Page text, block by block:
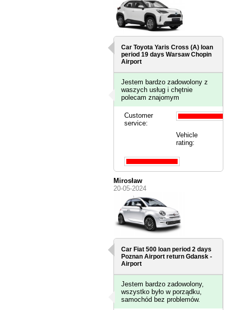
Car Toyota Yaris Cross (A) loan
period 19 daysWarsaw Chopin
Airport
Jestem bardzo zadowolony z
waszych usług i chętnie
polecam znajomym
Customer
service:
Vehicle
rating:
Mirosław
20-05-2024
Car Fiat 500 loan period 2 days
Poznan Airport return Gdansk -
Airport
Jestem bardzo zadowolony,
wszystko było w porządku,
samochód bez problemów.